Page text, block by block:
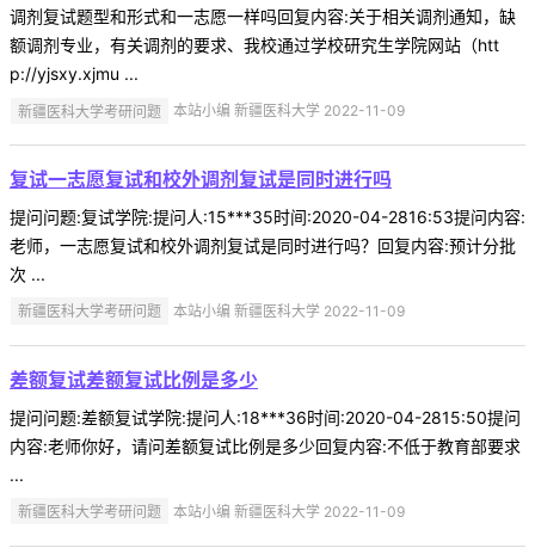
调剂复试题型和形式和一志愿一样吗回复内容:关于相关调剂通知，缺
额调剂专业，有关调剂的要求、我校通过学校研究生学院网站（htt
p://yjsxy.xjmu ...
新疆医科大学考研问题 本站小编 新疆医科大学 2022-11-09
复试一志愿复试和校外调剂复试是同时进行吗
提问问题:复试学院:提问人:15***35时间:2020-04-2816:53提问内容:
老师，一志愿复试和校外调剂复试是同时进行吗？回复内容:预计分批
次 ...
新疆医科大学考研问题 本站小编 新疆医科大学 2022-11-09
差额复试差额复试比例是多少
提问问题:差额复试学院:提问人:18***36时间:2020-04-2815:50提问
内容:老师你好，请问差额复试比例是多少回复内容:不低于教育部要求
...
新疆医科大学考研问题 本站小编 新疆医科大学 2022-11-09